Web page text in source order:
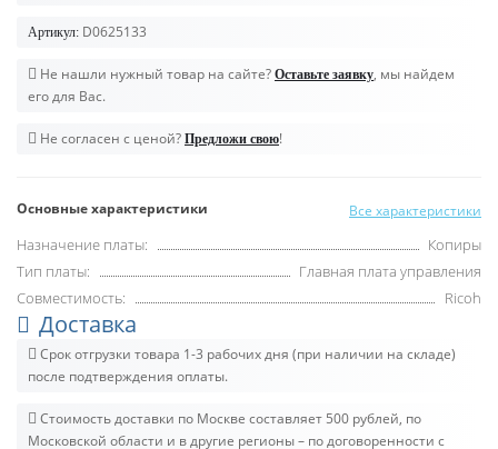
Артикул: D0625133
Не нашли нужный товар на сайте? Оставьте заявку, мы найдем
его для Вас.
Не согласен с ценой? Предложи свою!
Основные характеристики Все характеристики
Назначение платы:
Копиры
Тип платы:
Главная плата управления
Совместимость:
Ricoh
Доставка
Срок отгрузки товара 1-3 рабочих дня (при наличии на складе)
после подтверждения оплаты.
Стоимость доставки по Москве составляет 500 рублей, по
Московской области и в другие регионы – по договоренности с